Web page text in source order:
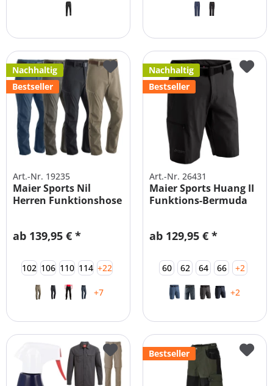
Nachhaltig
Bestseller
Art.-Nr. 19235
Maier Sports Nil
Herren Funktionshose
ab 139,95 € *
102 106 110 114 +22
+7
Nachhaltig
Bestseller
Art.-Nr. 26431
Maier Sports Huang II
Funktions-Bermuda
ab 129,95 € *
60 62 64 66 +2
+2
Bestseller